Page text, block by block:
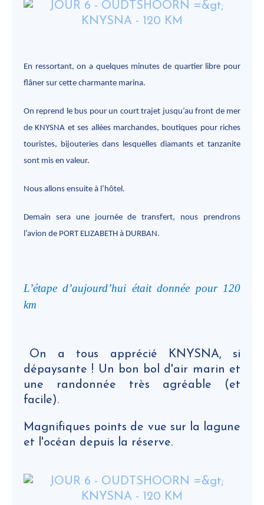
En ressortant, on a quelques minutes de quartier libre pour
flâner sur cette charmante marina.
On reprend le bus pour un court trajet jusqu’au front de mer
de KNYSNA et ses allées marchandes, boutiques pour riches
touristes, bijouteries dans lesquelles diamants et tanzanite
sont mis en valeur.
Nous allons ensuite à l’hôtel.
Demain sera une journée de transfert, nous prendrons
l’avion de PORT ELIZABETH à DURBAN.
L’étape d’aujourd’hui était donnée pour 120
km
On a tous apprécié KNYSNA, si
dépaysante ! Un bon bol d'air marin et
une randonnée très agréable (et
facile).
Magnifiques points de vue sur la lagune
et l'océan depuis la réserve.